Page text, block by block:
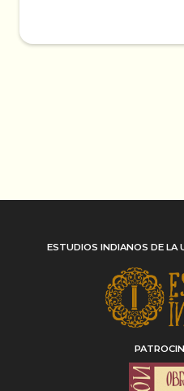
ESTUDIOS INDIANOS DE LA